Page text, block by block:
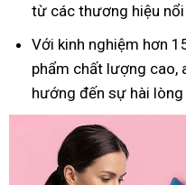
từ các thương hiệu nổi
Với kinh nghiệm hơn
phẩm chất lượng cao,
hướng đến sự hài lòng